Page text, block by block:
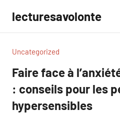
contenu
lecturesavolonte
Uncategorized
Faire face à
: conseils pour les
hypersensibles